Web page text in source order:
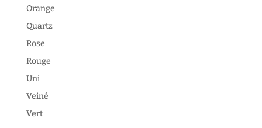
Orange
Quartz
Rose
Rouge
Uni
Veiné
Vert